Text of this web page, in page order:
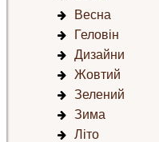
Весна
Геловін
Дизайни
Жовтий
Зелений
Зима
Літо